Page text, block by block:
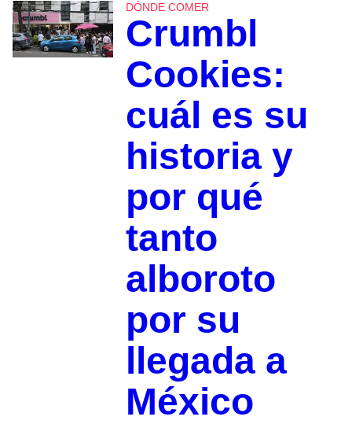
DÓNDE COMER
Crumbl
Cookies:
cuál es su
historia y
por qué
tanto
alboroto
por su
llegada a
México